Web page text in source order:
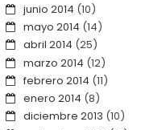
junio 2014 (10)
mayo 2014 (14)
abril 2014 (25)
marzo 2014 (12)
febrero 2014 (11)
enero 2014 (8)
diciembre 2013 (10)